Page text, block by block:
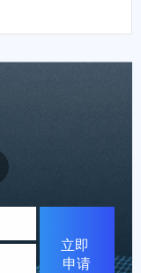
立即
申请